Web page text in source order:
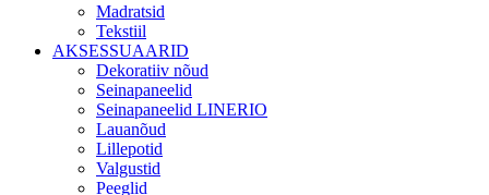
Madratsid
Tekstiil
AKSESSUAARID
Dekoratiiv nõud
Seinapaneelid
Seinapaneelid LINERIO
Lauanõud
Lillepotid
Valgustid
Peeglid